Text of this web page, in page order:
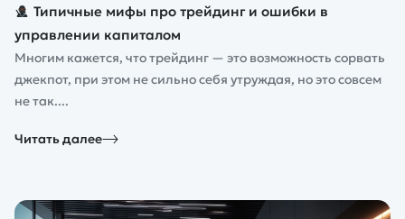
Типичные мифы про трейдинг и ошибки в
управлении капиталом
Многим кажется, что трейдинг — это возможность сорвать
джекпот, при этом не сильно себя утруждая, но это совсем
не так....
Читать далее